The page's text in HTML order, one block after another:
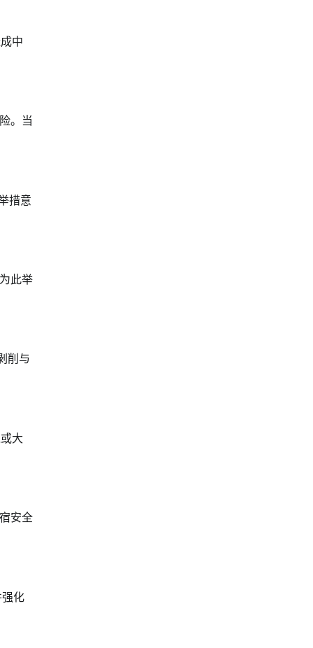
中
。当
措意
此举
削与
大
安全
化